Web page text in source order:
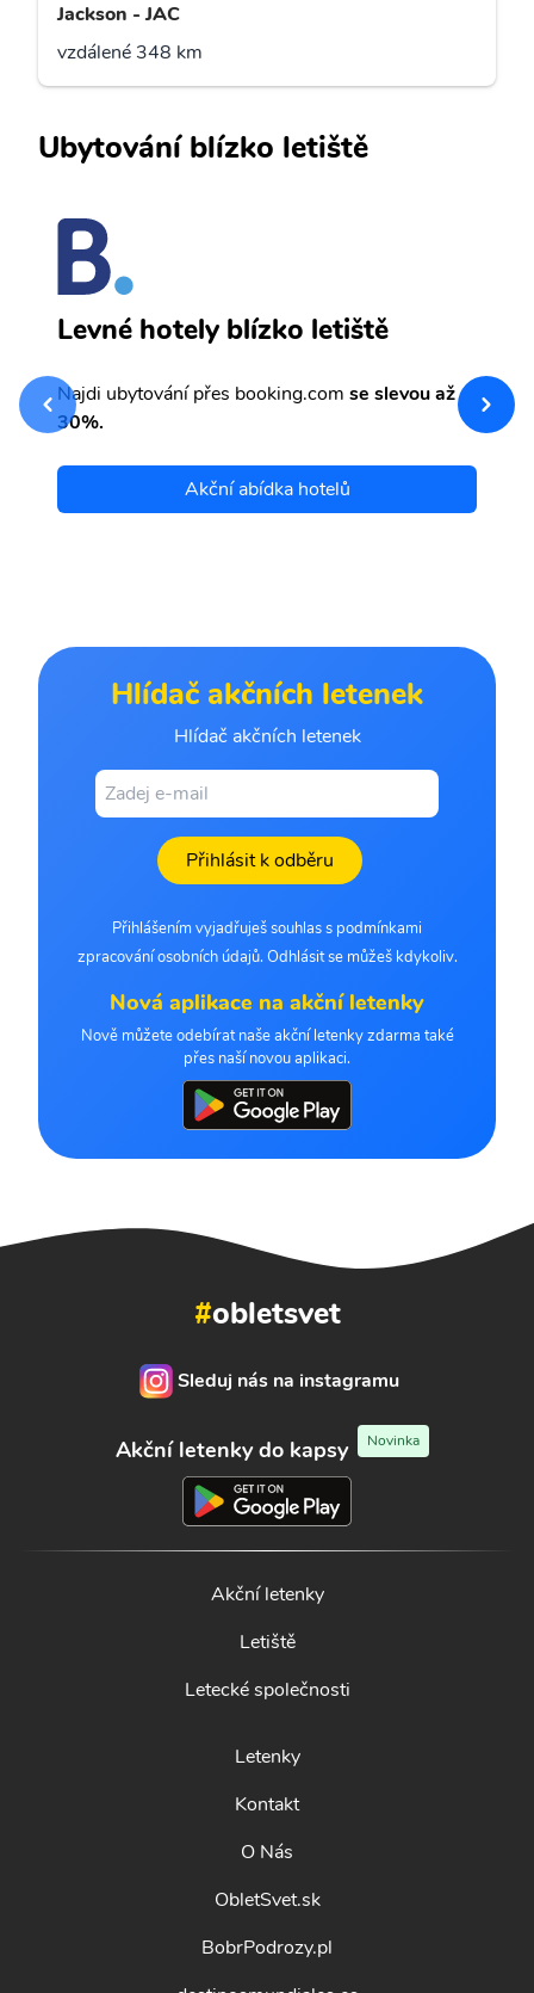
Jackson - JAC
vzdálené 348 km
Ubytování blízko letiště
Levné hotely blízko letiště
Najdi ubytování přes booking.com se slevou až
30%.
Akční abídka hotelů
Hlídač akčních letenek
Hlídač akčních letenek
Přihlásit k odběru
Přihlášením vyjadřuješ souhlas s podmínkami
zpracování osobních údajů. Odhlásit se můžeš kdykoliv.
Nová aplikace na akční letenky
Nově můžete odebírat naše akční letenky zdarma také
přes naší novou aplikaci.
#obletsvet
Sleduj nás na instagramu
Akční letenky do kapsy Novinka
Akční letenky
Letiště
Letecké společnosti
Letenky
Kontakt
O Nás
ObletSvet.sk
BobrPodrozy.pl